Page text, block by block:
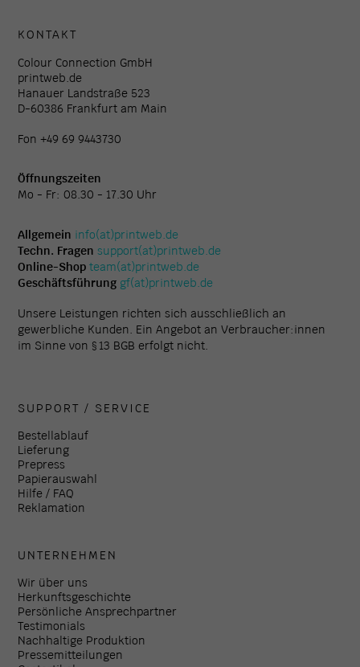
KONTAKT
Colour Connection GmbH
printweb.de
Hanauer Landstraße 523
D-60386 Frankfurt am Main
Fon +49 69 9443730
Öffnungszeiten
Mo - Fr: 08.30 - 17.30 Uhr
Allgemein info(at)printweb.de
Techn. Fragen support(at)printweb.de
Online-Shop team(at)printweb.de
Geschäftsführung gf(at)printweb.de
Unsere Leistungen richten sich ausschließlich an
gewerbliche Kunden. Ein Angebot an Verbraucher:innen
im Sinne von § 13 BGB erfolgt nicht.
SUPPORT / SERVICE
Bestellablauf
Lieferung
Prepress
Papierauswahl
Hilfe / FAQ
Reklamation
UNTERNEHMEN
Wir über uns
Herkunftsgeschichte
Persönliche Ansprechpartner
Testimonials
Nachhaltige Produktion
Pressemitteilungen